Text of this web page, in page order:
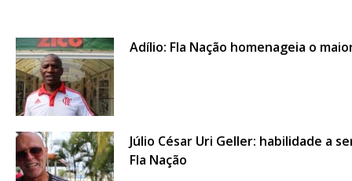
Adílio: Fla Nação homenageia o
Júlio César Uri Geller: habilidade a
Fla Nação